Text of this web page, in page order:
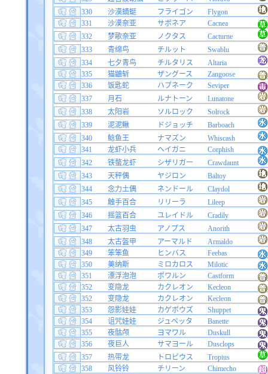
330
沙漠蜻蜓 フライゴン
Flygon
331
沙漠奈亚 サボネア
Cacnea
332
梦歌奈亚 ノクタス
Cacturne
333
青绵鸟 チルット
Swablu
334
七夕青鸟 チルタリス
Altaria
335
猫鼬斩 ザングース
Zangoose
336
饭匙蛇 ハブネーク
Seviper
337
月石 ルナトーン
Lunatone
338
太阳岩 ソルロック
Solrock
339
泥泥鳅 ドジョッチ
Barboach
340
鲶鱼王 ナマズン
Whiscash
341
龙虾小兵 ヘイガニ
Corphish
342
铁螯龙虾 シザリガー
Crawdaunt
343
天秤偶 ヤジロン
Baltoy
344
念力土偶 ネンドール
Claydol
345
触手百合 リリーラ
Lileep
346
摇篮百合 ユレイドル
Cradily
347
太古羽虫 アノプス
Anorith
348
太古盔甲 アーマルド
Armaldo
349
笨笨鱼 ヒンバス
Feebas
350
美纳斯 ミロカロス
Milotic
351
漂浮泡泡 ポワルン
Castform
352
变隐龙 カクレオン
Kecleon
352
变隐龙 カクレオン
Kecleon
353
怨影娃娃 カゲボウズ
Shuppet
354
诅咒娃娃 ジュペッタ
Banette
355
夜骷颅 ヨマワル
Duskull
356
夜巨人 サマヨール
Dusclops
357
热带龙 トロピウス
Tropius
358
风铃铃 チリーン
Chimecho